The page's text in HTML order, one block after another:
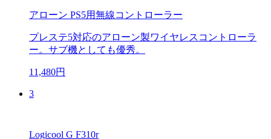
アローン PS5用無線コントローラー
プレステ5対応のアローン製ワイヤレスコントローラ
ー。サブ機としても優秀。
11,480円
3
Logicool G F310r